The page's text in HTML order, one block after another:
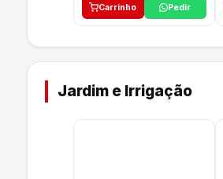
Carrinho Pedir
Jardim e Irrigação